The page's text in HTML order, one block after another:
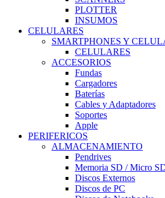
PLOTTER
INSUMOS
CELULARES
SMARTPHONES Y
CELULARES
ACCESORIOS
Fundas
Cargadores
Baterías
Cables y Adaptadores
Soportes
Apple
PERIFERICOS
ALMACENAMIENTO
Pendrives
Memoria SD / Micro
Discos Externos
Discos de PC